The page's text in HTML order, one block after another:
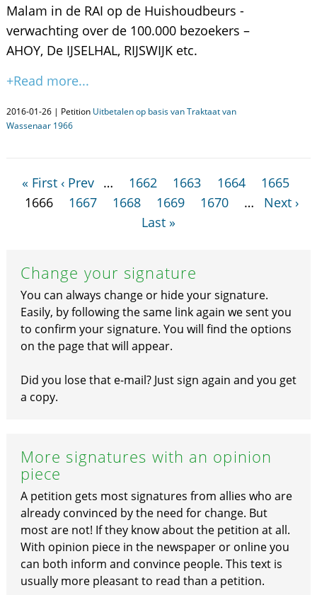
Malam in de RAI op de Huishoudbeurs -
verwachting over de 100.000 bezoekers –
AHOY, De IJSELHAL, RIJSWIJK etc.
+Read more...
2016-01-26 | Petition Uitbetalen op basis van Traktaat van
Wassenaar 1966
« First ‹ Prev … 1662 1663 1664
1665
1666
1667 1668 1669 1670 …
Next ›
Last »
Change your signature
You can always change or hide your signature.
Easily, by following the same link again we sent you
to confirm your signature. You will find the options
on the page that will appear.
Did you lose that e-mail? Just sign again and you get
a copy.
More signatures with an opinion
piece
A petition gets most signatures from allies who are
already convinced by the need for change. But
most are not! If they know about the petition at all.
With opinion piece in the newspaper or online you
can both inform and convince people. This text is
usually more pleasant to read than a petition.